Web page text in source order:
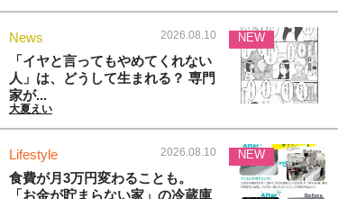
News 2026.08.10
「イヤと言ってもやめてくれない
人」は、どうして生まれる？ 専門
家が...
大夏えい
NEW
Lifestyle 2026.08.10
食費が月3万円変わることも。
「お金が貯まらない家」の冷蔵庫
NEW